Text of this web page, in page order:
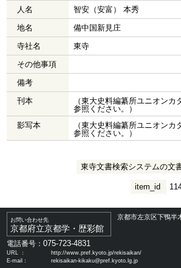
人名
智安（安富） 本秀
地名
備中国新見庄
寺社名
東寺
その他事項
備考
刊本
（東大史料編纂所ユニオン
参照ください。）
影写本
（東大史料編纂所ユニオン
参照ください。）
東寺文書検索システムの文
item_id
お問い合わせ先
京都府立京都学・歴彩館
京都市左京区下鴨半
電話番号：075-723-4831
URL ：
http://www.pref.kyoto.jp/rekisaikan/
E-mail：
rekisaikan-kikaku@pref.kyoto.lg.jp